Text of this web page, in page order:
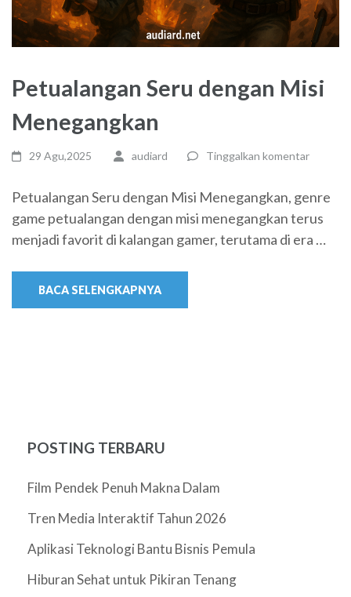
Petualangan Seru dengan Misi
Menegangkan
29 Agu,2025 audiard Tinggalkan komentar
Petualangan Seru dengan Misi Menegangkan, genre
game petualangan dengan misi menegangkan terus
menjadi favorit di kalangan gamer, terutama di era …
BACA SELENGKAPNYA
POSTING TERBARU
Film Pendek Penuh Makna Dalam
Tren Media Interaktif Tahun 2026
Aplikasi Teknologi Bantu Bisnis Pemula
Hiburan Sehat untuk Pikiran Tenang